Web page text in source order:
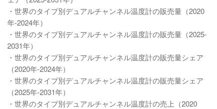
・世界のタイプ別デュアルチャンネル温度計の販売量（2020
年-2024年）
・世界のタイプ別デュアルチャンネル温度計の販売量（2025-
2031年）
・世界のタイプ別デュアルチャンネル温度計の販売量シェア
（2020年-2024年）
・世界のタイプ別デュアルチャンネル温度計の販売量シェア
（2025年-2031年）
・世界のタイプ別デュアルチャンネル温度計の売上（2020